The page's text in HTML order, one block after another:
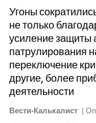
Угоны
не только
усиление защиты
патрулирования
переключение
другие, более
деятельности
Вести-Калькалист |